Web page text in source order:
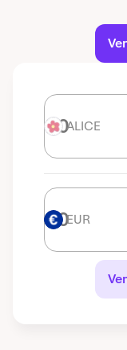
ALICE ALICE
EUR EUR